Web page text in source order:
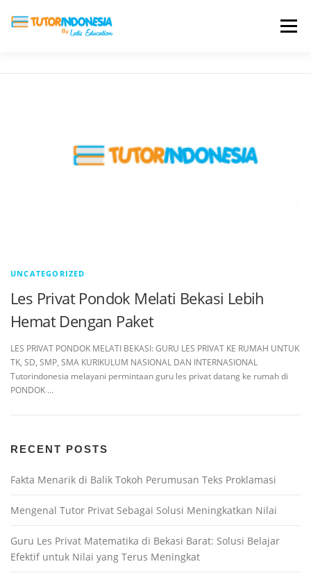
Menu
UNCATEGORIZED
Les Privat Pondok Melati Bekasi Lebih
Hemat Dengan Paket
LES PRIVAT PONDOK MELATI BEKASI: GURU LES PRIVAT KE RUMAH UNTUK
TK, SD, SMP, SMA KURIKULUM NASIONAL DAN INTERNASIONAL
Tutorindonesia melayani permintaan guru les privat datang ke rumah di
PONDOK …
RECENT POSTS
Fakta Menarik di Balik Tokoh Perumusan Teks Proklamasi
Mengenal Tutor Privat Sebagai Solusi Meningkatkan Nilai
Guru Les Privat Matematika di Bekasi Barat: Solusi Belajar
Efektif untuk Nilai yang Terus Meningkat